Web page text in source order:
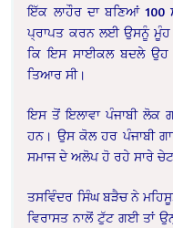
ਇੱਕ ਲਾਹੌਰ ਦਾ ਬਣਿਆਂ 100
ਪ੍ਰਾਪਤ ਕਰਨ ਲਈ ਉਸਨੂੰ ਮੂੰਹ
ਕਿ ਇਸ ਸਾਈਕਲ ਬਦਲੇ ਉਹ
ਤਿਆਰ ਸੀ।
ਇਸ ਤੋਂ ਇਲਾਵਾ ਪੰਜਾਬੀ ਲੋਕ
ਹਨ। ਉਸ ਕੋਲ ਹਰ ਪੰਜਾਬੀ
ਸਮਾਜ ਦੇ ਅਲੋਪ ਹੋ ਰਹੇ ਸਾਰੇ
ਤਸਵਿੰਦਰ ਸਿੰਘ ਬੜੈਚ ਨੇ
ਵਿਰਾਸਤ ਨਾਲੋਂ ਟੁੱਟ ਗਈ ਤਾਂ